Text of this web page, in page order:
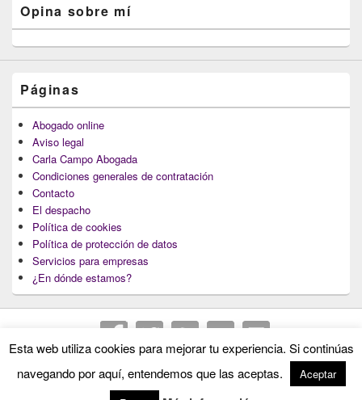
Opina sobre mí
Páginas
Abogado online
Aviso legal
Carla Campo Abogada
Condiciones generales de contratación
Contacto
El despacho
Política de cookies
Política de protección de datos
Servicios para empresas
¿En dónde estamos?
Reservados.
Esta web utiliza cookies para mejorar tu experiencia. Si continúas
navegando por aquí, entendemos que las aceptas.
Aceptar